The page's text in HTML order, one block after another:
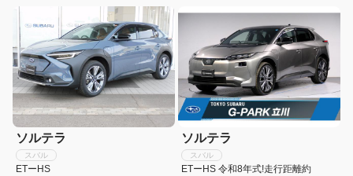
ソルテラ
スバル
ETーHS
ソルテラ
スバル
ETーHS 令和8年式!走行距離約